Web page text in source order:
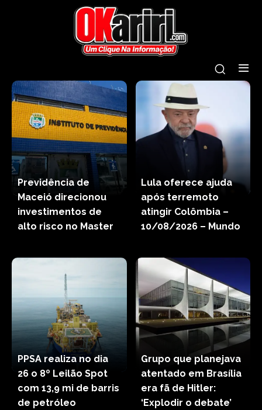
Previdência de
Maceió direcionou
investimentos de
alto risco no Master
Lula oferece ajuda
após terremoto
atingir Colômbia –
10/08/2026 – Mundo
PPSA realiza no dia
26 o 8º Leilão Spot
com 13,9 mi de barris
de petróleo
Grupo que planejava
atentado em Brasília
era fã de Hitler:
‘Explodir o debate’